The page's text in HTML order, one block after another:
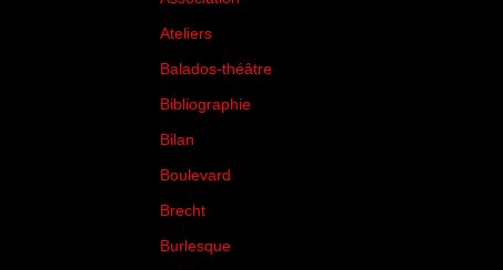
Ateliers
Balados-théâtre
Bibliographie
Bilan
Boulevard
Brecht
Burlesque